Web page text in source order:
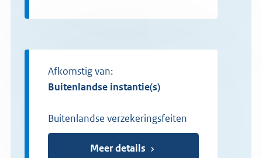
Afkomstig van:
buitenlandse instantie(s)
Buitenlandse verzekeringsfeiten
Meer details